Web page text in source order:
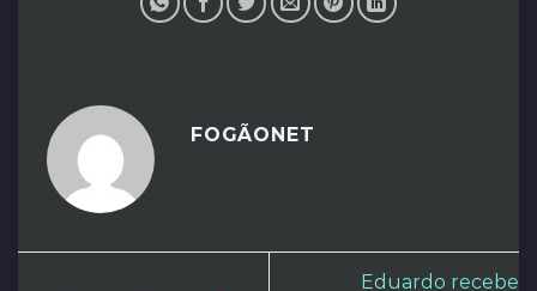
FOGÃONET
Eduardo recebe